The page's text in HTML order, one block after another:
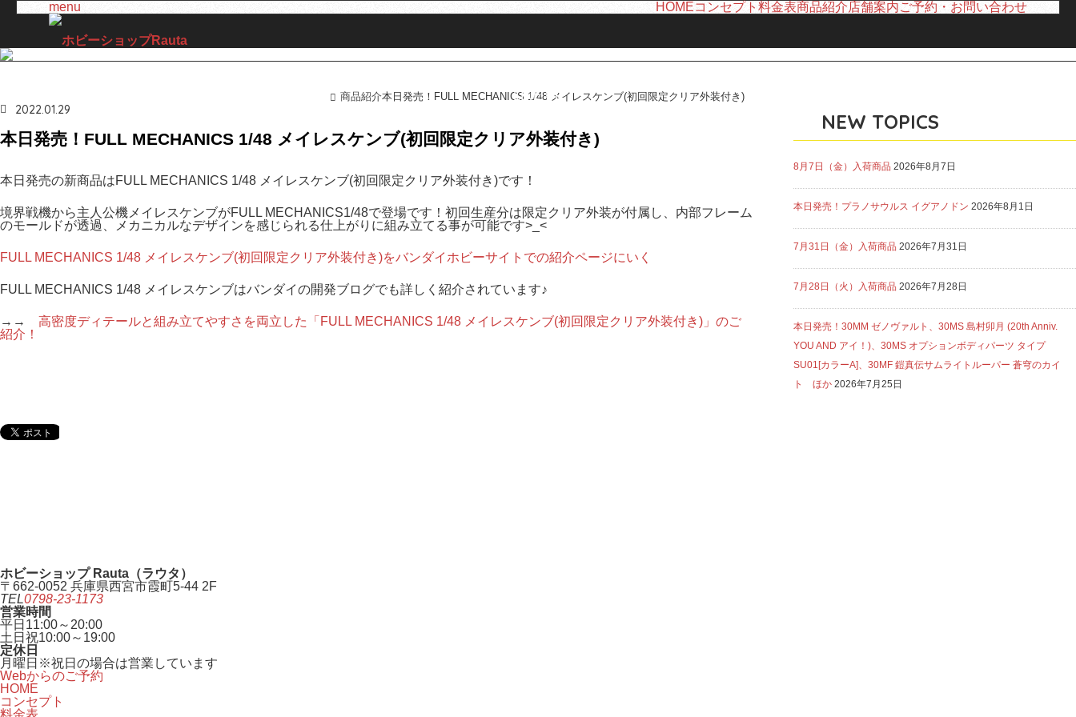
menu HOMEコンセプト 料金表商品紹介店舗案内ご予約・お問い合わせ
LINE UP
ホーム
商品紹介本日発売！FULL MECHANICS 1/48 メイレスケンブ(初回限定クリア外装付き)
2022.01.29
本日発売！FULL MECHANICS 1/48 メイレスケンブ(初回限定クリア外装付き)
本日発売の新商品はFULL MECHANICS 1/48 メイレスケンブ(初回限定クリア外装付き)です！
境界戦機から主人公機メイレスケンブがFULL MECHANICS1/48で登場です！初回生産分は限定クリア外装が付属し、内部フレーム
のモールドが透過、メカニカルなデザインを感じられる仕上がりに組み立てる事が可能です>_<
FULL MECHANICS 1/48 メイレスケンブ(初回限定クリア外装付き)をバンダイホビーサイトでの紹介ページにいく
FULL MECHANICS 1/48 メイレスケンブはバンダイの開発ブログでも詳しく紹介されています♪
→→ 高密度ディテールと組み立てやすさを両立した「FULL MECHANICS 1/48 メイレスケンブ(初回限定クリア外装付き)」のご
紹介！
NEW TOPICS
8月7日（金）入荷商品 2026年8月7日
本日発売！プラノサウルス イグアノドン 2026年8月1日
7月31日（金）入荷商品 2026年7月31日
7月28日（火）入荷商品 2026年7月28日
本日発売！30MM ゼノヴァルト、30MS 島村卯月 (20th Anniv.
YOU AND アイ！)、30MS オプションボディパーツ タイプ
SU01[カラーA]、30MF 鎧真伝サムライトルーパー 蒼穹のカイ
ト ほか 2026年7月25日
ホビーショップ Rauta（ラウタ）
〒662-0052 兵庫県西宮市霞町5-44 2F
TEL0798-23-1173
営業時間
平日 11:00～20:00
土日祝10:00～19:00
定休日
月曜日 ※祝日の場合は営業しています
Webからのご予約
HOME
コンセプト